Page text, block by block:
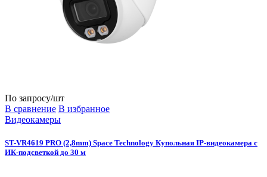
По запросу/шт
В сравнение В избранное
Видеокамеры
ST-VR4619 PRO (2,8mm) Space Technology Купольная IP-видеокамера с
ИК-подсветкой до 30 м